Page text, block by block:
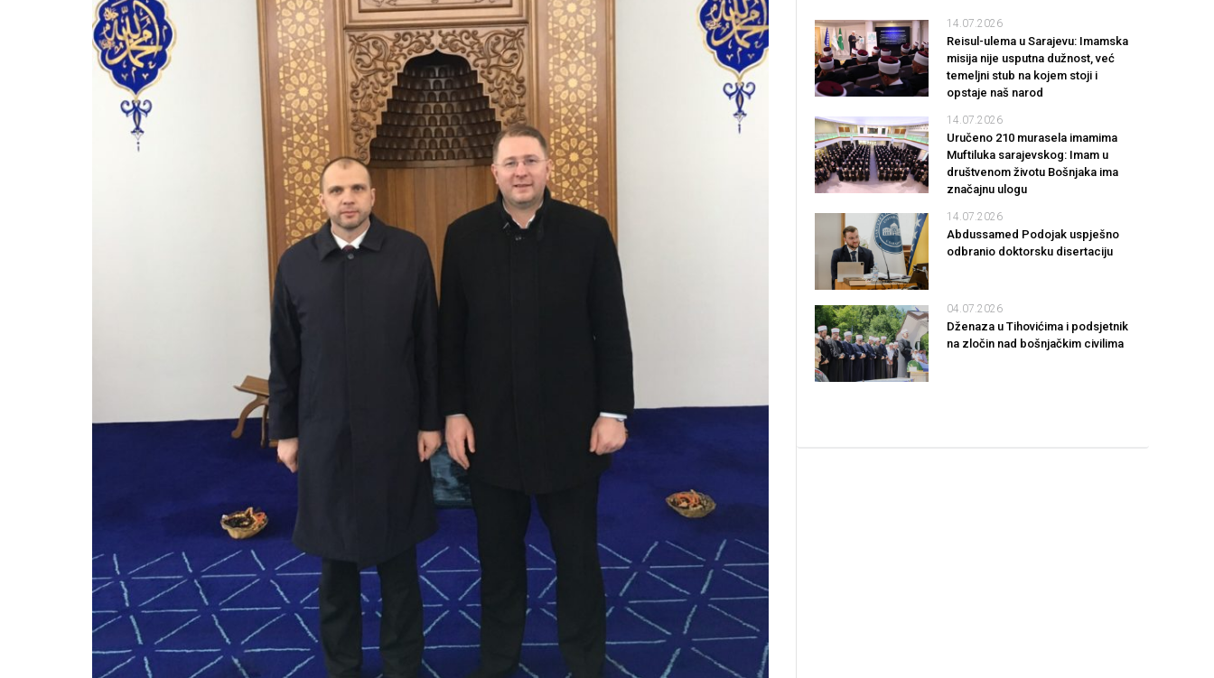
14.07.2026
Reisul-ulema u Sarajevu: Imamska
misija nije usputna dužnost, već
temeljni stub na kojem stoji i
opstaje naš narod
14.07.2026
Uručeno 210 murasela imamima
Muftiluka sarajevskog: Imam u
društvenom životu Bošnjaka ima
značajnu ulogu
14.07.2026
Abdussamed Podojak uspješno
odbranio doktorsku disertaciju
04.07.2026
Dženaza u Tihovićima i podsjetnik
na zločin nad bošnjačkim civilima